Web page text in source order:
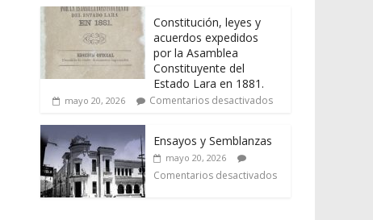
Constitución, leyes y
acuerdos expedidos
por la Asamblea
Constituyente del
Estado Lara en 1881.
mayo 20, 2026 Comentarios desactivados
Ensayos y Semblanzas
mayo 20, 2026
Comentarios desactivados